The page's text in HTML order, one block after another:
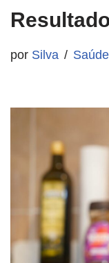
por Silva Saúde